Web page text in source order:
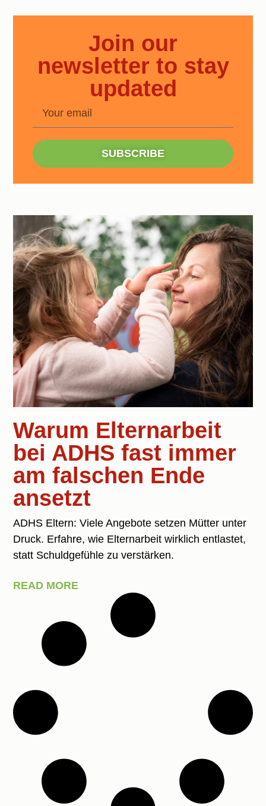
Join our
newsletter to stay
updated
SUBSCRIBE
Warum Elternarbeit
bei ADHS fast immer
am falschen Ende
ansetzt
ADHS Eltern: Viele Angebote setzen Mütter unter
Druck. Erfahre, wie Elternarbeit wirklich entlastet,
statt Schuldgefühle zu verstärken.
READ MORE